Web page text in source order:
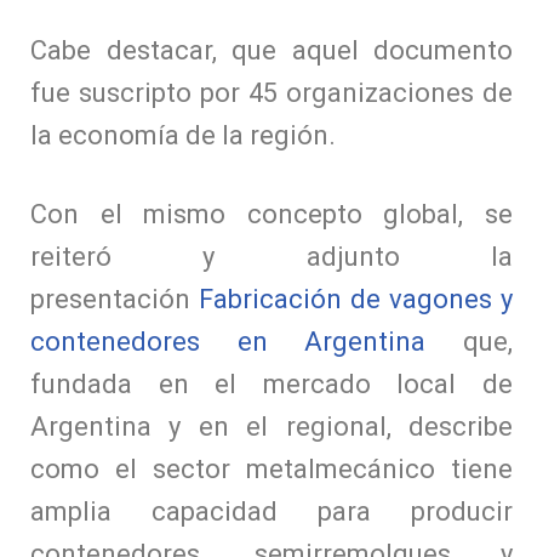
Cabe destacar, que aquel documento
fue suscripto por 45 organizaciones de
la economía de la región.
Con el mismo concepto global, se
reiteró y adjunto la
presentación Fabricación de vagones y
contenedores en Argentina
que,
fundada en el mercado local de
Argentina y en el regional, describe
como el sector metalmecánico tiene
amplia capacidad para producir